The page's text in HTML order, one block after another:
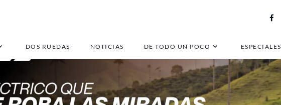
DOS RUEDAS NOTICIAS DE TODO UN POCO ESPECIALES